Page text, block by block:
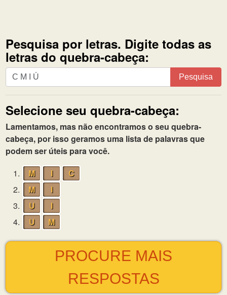
Pesquisa por letras. Digite todas as
letras do quebra-cabeça:
Pesquisa
por
letras.
Digite
todas
as
letras
do
quebra-
cabeça:
Pesquisa
Selecione seu quebra-cabeça:
Lamentamos, mas não encontramos o seu quebra-
cabeça, por isso geramos uma lista de palavras que
podem ser úteis para você.
1.
M I
C
2.
M
I
3.
U
I
4.
U M
PROCURE MAIS
RESPOSTAS